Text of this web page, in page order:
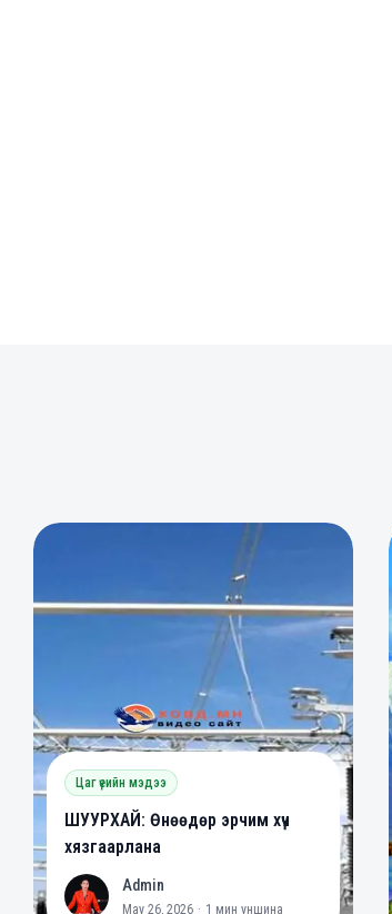
Цаг үеийн мэдээ
ШУУРХАЙ: Өнөөдөр эрчим хүч
хязгаарлана
A Admin
May 26, 2026 · 1 мин уншина